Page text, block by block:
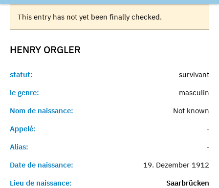
This entry has not yet been finally checked.
HENRY ORGLER
statut:
survivant
le genre:
masculin
Nom de naissance:
Not known
Appelé:
-
Alias:
-
Date de naissance:
19. Dezember 1912
Lieu de naissance:
Saarbrücken